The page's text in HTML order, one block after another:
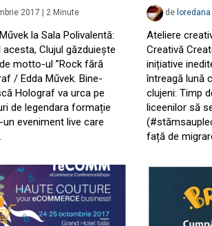
2017 2 Minute
la Sala Polivalentă:
Clujul găzduiește
motto-ul ”Rock fără
/ Edda Művek. Bine-
Holograf va urca pe
de legendara formație
un eveniment live care
de loredana
Ateliere
Creativă
inițiative
întreagă lună
clujeni: Timp
liceenilor să
față de